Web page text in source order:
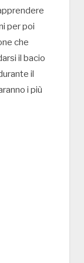
per poi
che
il bacio
il
i più